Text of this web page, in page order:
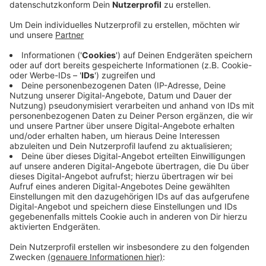
Um das Ansteckungsrisiko zu minimieren muss in
Restaurants ein Mindestabstand von 1,5 Metern
zwischen den Tischen eingehalten werden, die
Besucher werden mit Kontaktdaten registriert und
Hinweise auf richtige Hygienemaßnahmen müssen
ausgehängt werden. Bars, Clubs, Diskotheken,
Spielhallen, Theater, Kinos und Museen mußten schon
gestern schließen. Und auch im Sportbereich gilt:
gestern Abend war erstmal das letzte Training. Die
großen Fitnesscenter informieren auf ihren Webseiten
oder Facebookseiten über die vorübergehenden
Schließungen. Ab heute (17. März 2020) müssen auch
Sport- und Musikvereine, Schwimmbäder oder
Volkshochschulen ihr Angebot einstellen - erstmal bis
zum 19. April (2020).
Anzeige